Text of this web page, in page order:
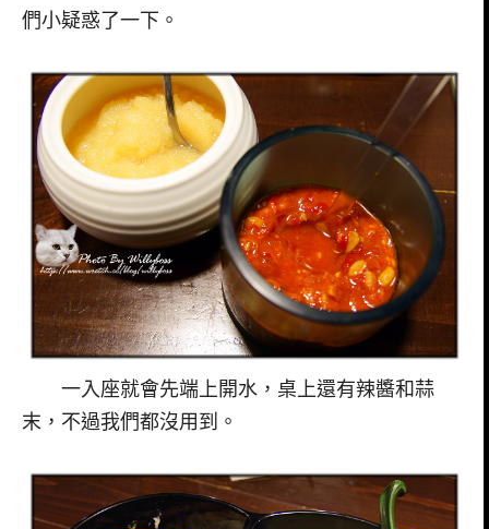
們小疑惑了一下。
一入座就會先端上開水，桌上還有辣醬和蒜
末，不過我們都沒用到。